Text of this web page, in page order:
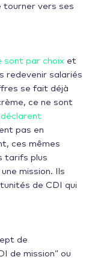
tourner vers ses
sont par choix et
redevenir salariés
se fait déjà
ce ne sont
déclarent
pas en
ces mêmes
tarifs plus
mission. Ils
de CDI qui
de
de mission” ou